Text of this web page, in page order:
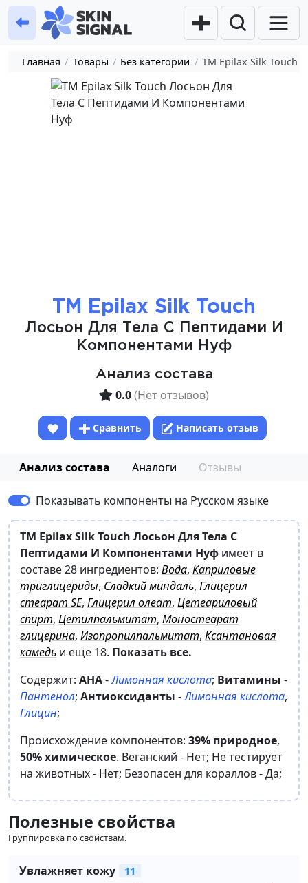
Главная / Товары / Без категории / ТМ Epilax Silk Touch
ТМ Epilax Silk Touch
Лосьон Для Тела С Пептидами И
Компонентами Нуф
Анализ состава
0.0(Нет отзывов)
Сравнить Написать отзыв
Анализ состава Аналоги Отзывы
Показывать компоненты на Русском языке
ТМ Epilax Silk Touch Лосьон Для Тела С
Пептидами И Компонентами Нуф имеет в
составе 28 ингредиентов: Вода, Каприловые
триглицериды, Сладкий миндаль, Глицерил
стеарат SE, Глицерил олеат, Цетеариловый
спирт, Цетилпальмитат, Моностеарат
глицерина, Изопропилпальмитат, Ксантановая
камедь и еще 18. Показать все.
Содержит: AHA-Лимонная кислота; Витамины -
Пантенол; Антиоксиданты -Лимонная кислота,
Глицин;
Происхождение компонентов: 39% природное,
50% химическое. Веганский - Нет; Не тестирует
на животных - Нет; Безопасен для кораллов -Да;
Полезные свойства
Группировка по свойствам.
Увлажняет кожу 11